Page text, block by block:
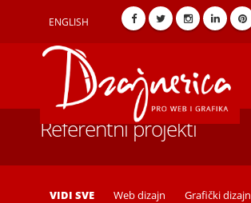
ENGLISH
Referentni projekti
VIDI SVE Web dizajn
Grafički dizajn